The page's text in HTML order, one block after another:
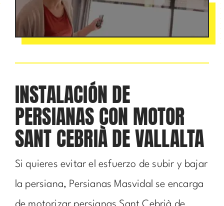
Contacto rápido
INSTALACIÓN DE
PERSIANAS CON MOTOR
SANT CEBRIÀ DE VALLALTA
Si quieres evitar el esfuerzo de subir y bajar
la persiana, Persianas Masvidal se encarga